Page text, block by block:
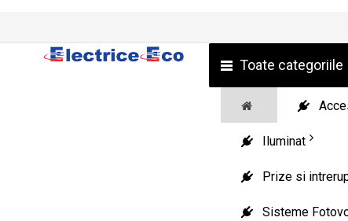
Toate categoriile
Iluminat
Prize si
Sisteme